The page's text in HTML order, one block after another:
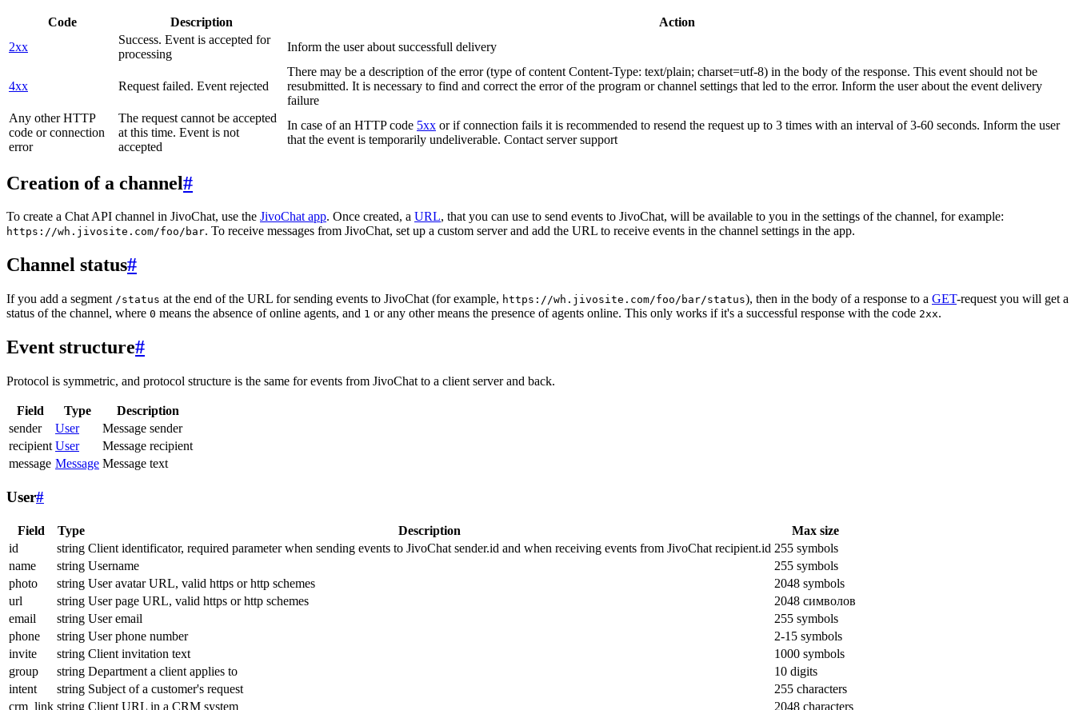
Code Description
Action
2xx
Success. Event is accepted for
processing
Inform the user about successfull delivery
4xx Request failed. Event rejected
There may be a description of the error (type of content Content-Type: text/plain; charset=utf-8) in the body of the response. This event should not be
resubmitted. It is necessary to find and correct the error of the program or channel settings that led to the error. Inform the user about the event delivery
failure
Any other HTTP
code or connection
error
The request cannot be accepted
at this time. Event is not
accepted
In case of an HTTP code 5xx or if connection fails it is recommended to resend the request up to 3 times with an interval of 3-60 seconds. Inform the user
that the event is temporarily undeliverable. Contact server support
Creation of a channel#
To create a Chat API channel in JivoChat, use the JivoChat app. Once created, a URL, that you can use to send events to JivoChat, will be available to you in the settings of the channel, for example:
https://wh.jivosite.com/foo/bar. To receive messages from JivoChat, set up a custom server and add the URL to receive events in the channel settings in the app.
Channel status#
If you add a segment /status at the end of the URL for sending events to JivoChat (for example, https://wh.jivosite.com/foo/bar/status), then in the body of a response to a GET-request you will get a
status of the channel, where 0 means the absence of online agents, and 1 or any other means the presence of agents online. This only works if it's a successful response with the code 2xx.
Event structure#
Protocol is symmetric, and protocol structure is the same for events from JivoChat to a client server and back.
Field Type
Description
sender
User
Message sender
recipient User
Message recipient
message Message Message text
User#
Field Type Description
Max size
id
string Client identificator, required parameter when sending events to JivoChat sender.id and when receiving events from JivoChat recipient.id 255 symbols
name
string Username
255 symbols
photo
string User avatar URL, valid https or http schemes
2048 symbols
url
string User page URL, valid https or http schemes
2048 символов
email
string User email
255 symbols
phone
string User phone number
2-15 symbols
invite
string Client invitation text
1000 symbols
group
string Department a client applies to
10 digits
intent
string Subject of a customer's request
255 characters
crm_link string Client URL in a CRM system 2048 characters